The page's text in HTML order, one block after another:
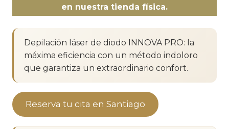
en nuestra tienda física.
Depilación láser de diodo INNOVA PRO: la
máxima eficiencia con un método indoloro
que garantiza un extraordinario confort.
Reserva tu cita en Santiago